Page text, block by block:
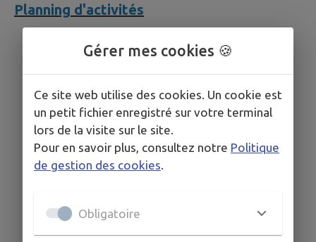
Planning d'activités
Gérer mes cookies 🍪
Ce site web utilise des cookies. Un cookie est
un petit fichier enregistré sur votre terminal
lors de la visite sur le site.
Pour en savoir plus, consultez notre Politique
de gestion des cookies.
Obligatoire